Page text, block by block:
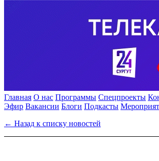
Главная О нас Программы Спецпроекты
Эфир Вакансии Блоги Подкасты
← Назад к списку новостей